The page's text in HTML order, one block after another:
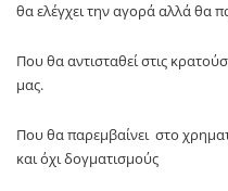
θα ελέγχει την αγορά αλλά θα
Που θα αντισταθεί στις
μας.
Που θα παρεμβαίνει στο
και όχι δογματισμούς